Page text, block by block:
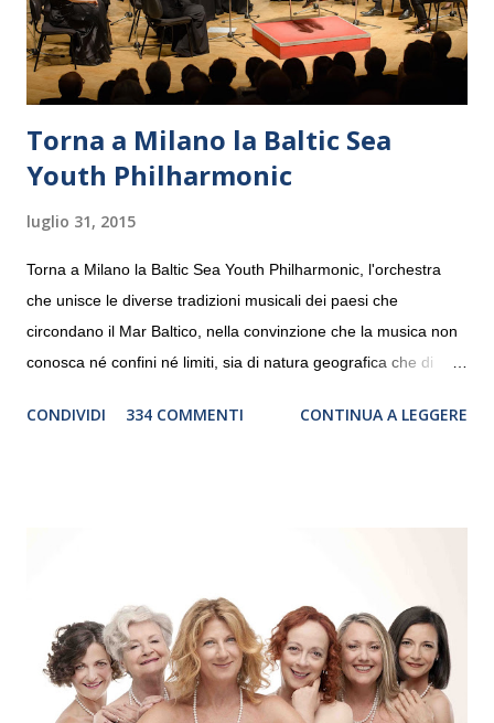
Torna a Milano la Baltic Sea
Youth Philharmonic
luglio 31, 2015
Torna a Milano la Baltic Sea Youth Philharmonic, l'orchestra
che unisce le diverse tradizioni musicali dei paesi che
circondano il Mar Baltico, nella convinzione che la musica non
conosca né confini né limiti, sia di natura geografica che di
debutterà il 10 settembre a Heiden, in Germania, e toccherà, in
“Settembre dell’Accademia” dove si esibirà per il secondo anno
consecutivo. Il pubblico milanese avrà il piacere di applaudire i
giovani artisti della Baltic Sea Youth Philharmonic per la quarta
volta. L’orchestra, fondata nel 2008 da Kristjan Järvi (affiancato
CONDIVIDI 334 COMMENTI CONTINUA A LEGGERE